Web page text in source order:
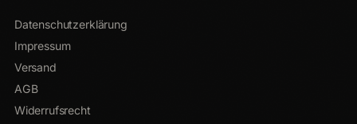
Datenschutzerklärung
Impressum
Versand
AGB
Widerrufsrecht